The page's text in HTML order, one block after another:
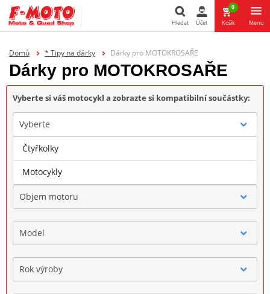
Hledat Účet
0
Košík Menu
Domů * Tipy na dárky Dárky pro MOTOKROSAŘE
Dárky pro MOTOKROSAŘE
Vyberte si váš motocykl a zobrazte si kompatibilní součástky:
Vyberte
Značka
Objem motoru
Model
Rok výroby
Čtyřkolky
Motocykly